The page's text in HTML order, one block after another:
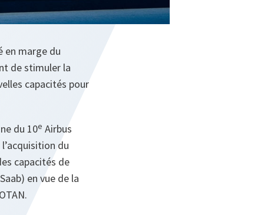
en marge du
de stimuler la
capacités pour
du 10e Airbus
du
capacités de
en vue de la